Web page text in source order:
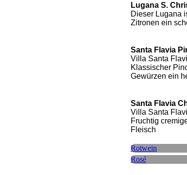
Lugana S.
Dieser Lugana
Zitronen ein
Santa Flavia
Villa Santa
Klassischer
Gewürzen ein
Santa Flavia
Villa Santa
Fruchtig
Fleisch
Rotwein
Rosé